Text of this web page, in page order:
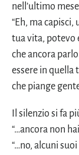
nell’ultimo
“Eh, ma
tua vita, potevo
che ancora
essere in
che piange
Il silenzio si fa
“…ancora non
“…no, alcuni